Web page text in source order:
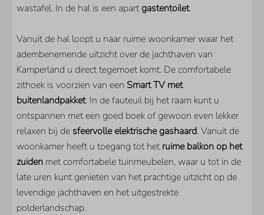
Vrij uitzicht over het polderlandschap
Aan de jachthaven
Gelegen op de 3e etage
PARKEN
Résidence Marina Kamperland
SLAAPKAMER
Aantal éénpersoonsbedden: 4
WOONRUIMTE
wastafel. In de hal is een apartgastentoilet.
Vanuit de hal loopt u naar ruime woonkamer waar het
adembenemende uitzicht over de jachthaven van
Kamperland u direct tegemoet komt. De comfortabele
zithoek is voorzien van een Smart TV met
buitenlandpakket. In de fauteuil bij het raam kunt u
ontspannen met een goed boek of gewoon even lekker
relaxen bij de sfeervolle elektrische gashaard. Vanuit de
woonkamer heeft u toegang tot hetruime balkon op het
zuiden met comfortabele tuinmeubelen, waar u tot in de
late uren kunt genieten van het prachtige uitzicht op de
levendige jachthaven en het uitgestrekte
polderlandschap.